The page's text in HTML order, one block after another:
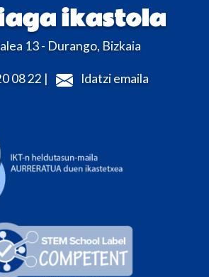
ikastola
13 - Durango, Bizkaia
08 22 | Idatzi emaila